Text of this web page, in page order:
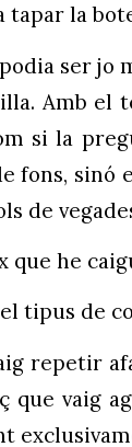
tapar la
ser jo
Amb el
si la
fons, sinó
de
que he
el tipus de
repetir
que vaig